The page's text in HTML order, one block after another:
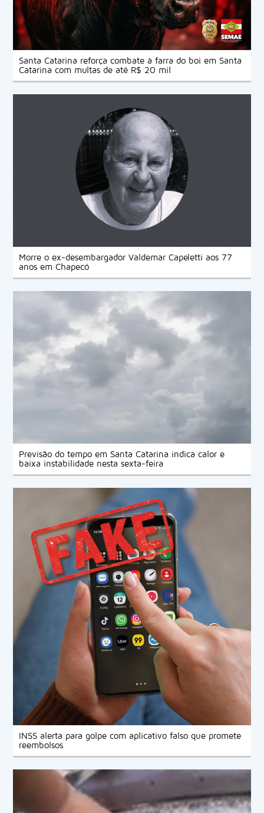
Santa Catarina reforça combate à farra do boi em Santa
Catarina com multas de até R$ 20 mil
Morre o ex-desembargador Valdemar Capeletti aos 77
anos em Chapecó
Previsão do tempo em Santa Catarina indica calor e
baixa instabilidade nesta sexta-feira
INSS alerta para golpe com aplicativo falso que promete
reembolsos